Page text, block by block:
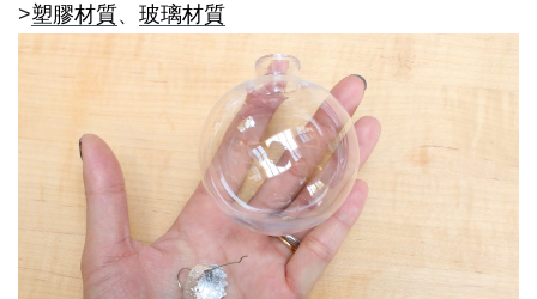
>塑膠材質、 玻璃材質